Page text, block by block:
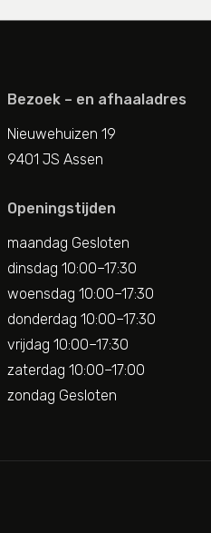
Bezoek – en afhaaladres
Nieuwehuizen 19
9401 JS Assen
Openingstijden
maandag Gesloten
dinsdag 10:00–17:30
woensdag 10:00–17:30
donderdag 10:00–17:30
vrijdag 10:00–17:30
zaterdag 10:00–17:00
zondag Gesloten